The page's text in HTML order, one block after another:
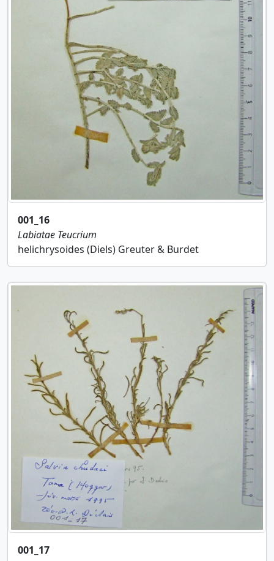
001_16
Labiatae Teucrium
helichrysoides (Diels) Greuter & Burdet
001_17